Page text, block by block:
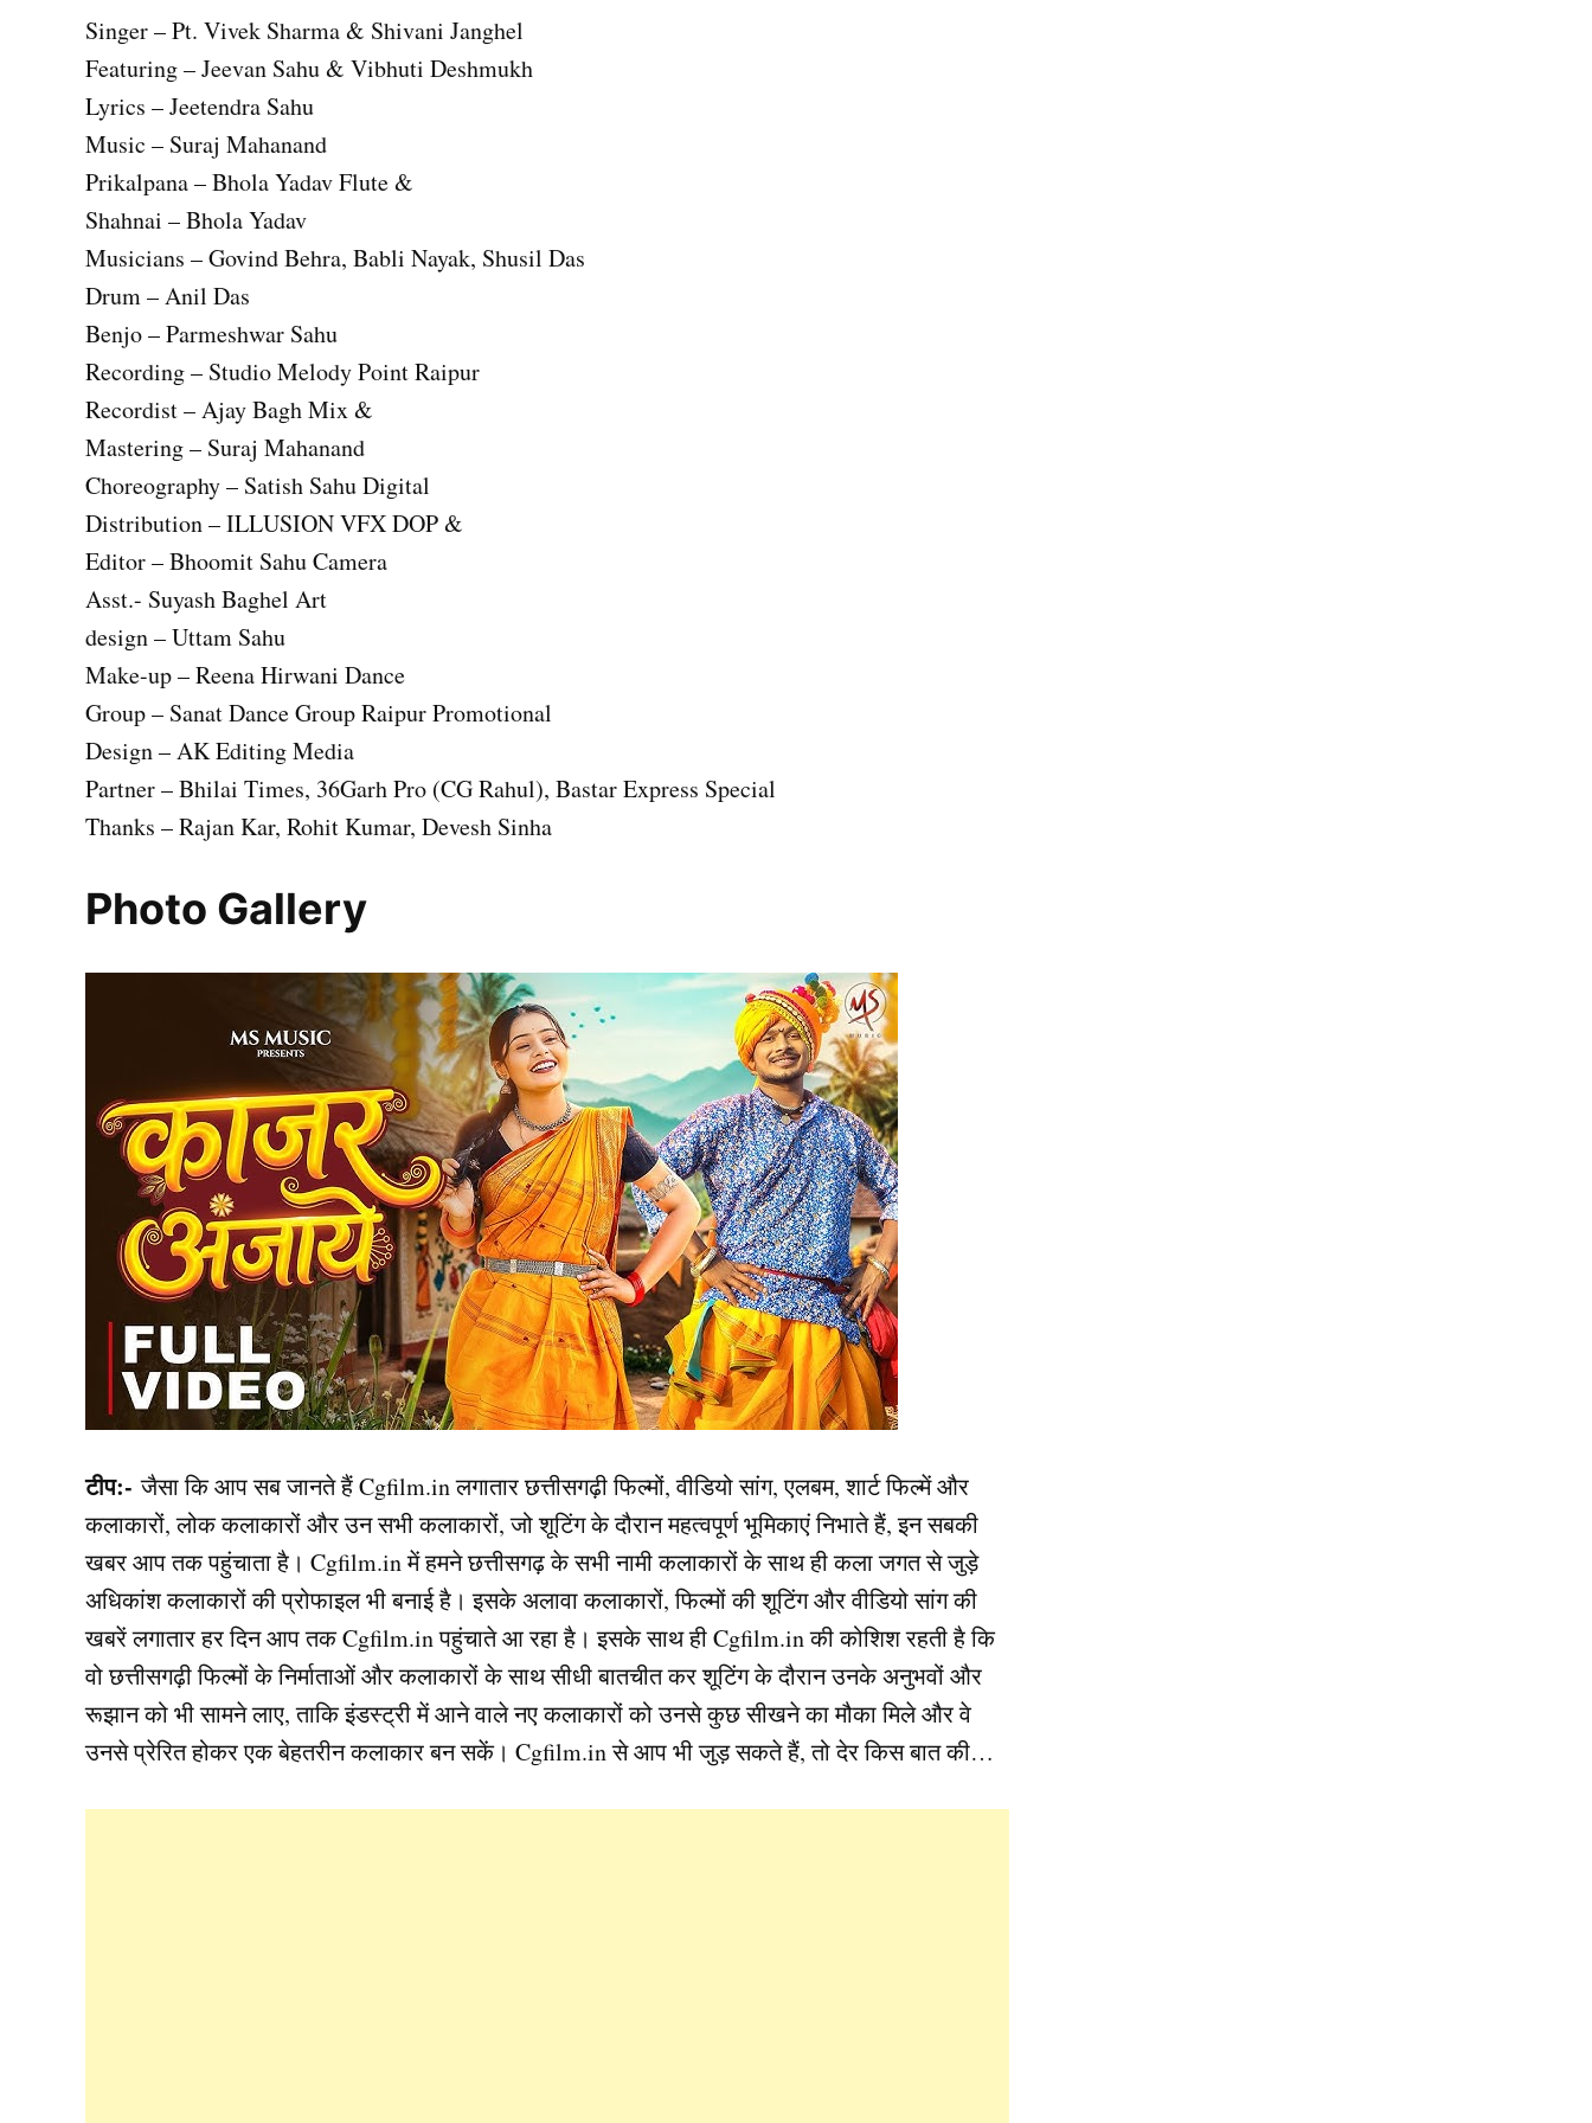
Singer – Pt. Vivek Sharma & Shivani Janghel
Featuring – Jeevan Sahu & Vibhuti Deshmukh
Lyrics – Jeetendra Sahu
Music – Suraj Mahanand
Prikalpana – Bhola Yadav Flute &
Shahnai – Bhola Yadav
Musicians – Govind Behra, Babli Nayak, Shusil Das
Drum – Anil Das
Benjo – Parmeshwar Sahu
Recording – Studio Melody Point Raipur
Recordist – Ajay Bagh Mix &
Mastering – Suraj Mahanand
Choreography – Satish Sahu Digital
Distribution – ILLUSION VFX DOP &
Editor – Bhoomit Sahu Camera
Asst.- Suyash Baghel Art
design – Uttam Sahu
Make-up – Reena Hirwani Dance
Group – Sanat Dance Group Raipur Promotional
Design – AK Editing Media
Partner – Bhilai Times, 36Garh Pro (CG Rahul), Bastar Express Special
Thanks – Rajan Kar, Rohit Kumar, Devesh Sinha
Photo Gallery
टीप:- जैसा कि आप सब जानते हैं Cgfilm.in लगातार छत्तीसगढ़ी फिल्मों, वीडियो सांग, एलबम, शार्ट फिल्में और
कलाकारों, लोक कलाकारों और उन सभी कलाकारों, जो शूटिंग के दौरान महत्वपूर्ण भूमिकाएं निभाते हैं, इन सबकी
खबर आप तक पहुंचाता है। Cgfilm.in में हमने छत्तीसगढ़ के सभी नामी कलाकारों के साथ ही कला जगत से जुड़े
अधिकांश कलाकारों की प्रोफाइल भी बनाई है। इसके अलावा कलाकारों, फिल्मों की शूटिंग और वीडियो सांग की
खबरें लगातार हर दिन आप तक Cgfilm.in पहुंचाते आ रहा है। इसके साथ ही Cgfilm.in की कोशिश रहती है कि
वो छत्तीसगढ़ी फिल्मों के निर्माताओं और कलाकारों के साथ सीधी बातचीत कर शूटिंग के दौरान उनके अनुभवों और
रूझान को भी सामने लाए, ताकि इंडस्ट्री में आने वाले नए कलाकारों को उनसे कुछ सीखने का मौका मिले और वे
उनसे प्रेरित होकर एक बेहतरीन कलाकार बन सकें। Cgfilm.in से आप भी जुड़ सकते हैं, तो देर किस बात की…